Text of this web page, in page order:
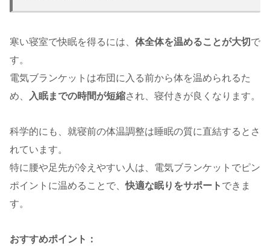
寒い寝室で快眠を得るには、 体全体を温めることが大切 で
す。
電気ブランケットは布団に入る前から体を温められるた
め、
入眠までの時間が短縮され、寝付きが良くなります。
科学的にも、就寝前の体温調整は睡眠の質に直結するとさ
れています。
特に腰や足先が冷えやすい人は、電気ブランケットでピン
ポイントに温めることで、快適な眠りをサポート できま
す。
おすすめポイント：